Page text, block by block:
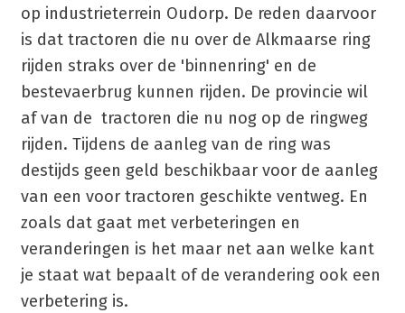
op industrieterrein Oudorp. De reden daarvoor
is dat tractoren die nu over de Alkmaarse ring
rijden straks over de 'binnenring' en de
bestevaerbrug kunnen rijden. De provincie wil
af van de tractoren die nu nog op de ringweg
rijden. Tijdens de aanleg van de ring was
destijds geen geld beschikbaar voor de aanleg
van een voor tractoren geschikte ventweg. En
zoals dat gaat met verbeteringen en
veranderingen is het maar net aan welke kant
je staat wat bepaalt of de verandering ook een
verbetering is.